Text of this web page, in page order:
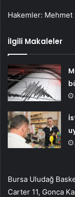
Hakemler: Mehmet
İlgili Makaleler
Bursa Uludağ
Carter 11, Gonca